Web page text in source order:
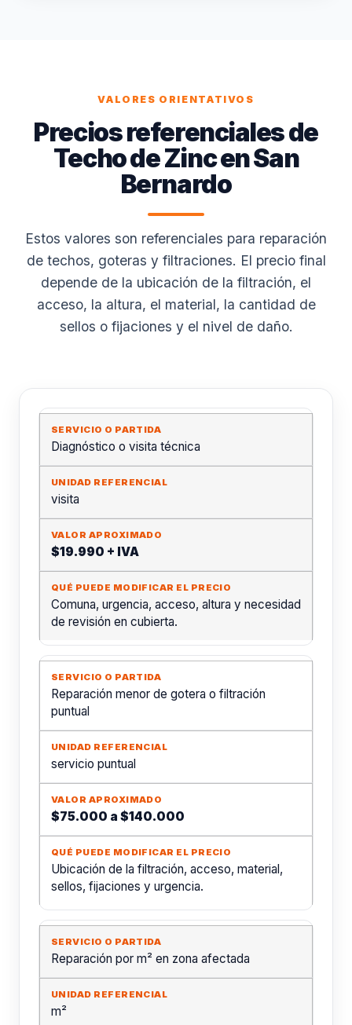
VALORES ORIENTATIVOS
Precios referenciales de
Techo de Zinc en San
Bernardo
Estos valores son referenciales para reparación
de techos, goteras y filtraciones. El precio final
depende de la ubicación de la filtración, el
acceso, la altura, el material, la cantidad de
sellos o fijaciones y el nivel de daño.
Diagnóstico o visita técnica
visita
$19.990 + IVA
Comuna, urgencia, acceso, altura y necesidad
de revisión en cubierta.
Reparación menor de gotera o filtración
puntual
servicio puntual
$75.000 a $140.000
Ubicación de la filtración, acceso, material,
sellos, fijaciones y urgencia.
Reparación por m² en zona afectada
m²